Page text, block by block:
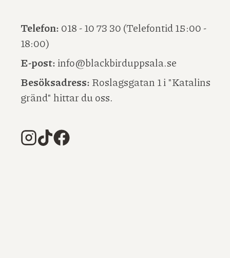
Telefon: 018 - 10 73 30 (Telefontid 15:00 -
18:00)
E-post: info@blackbirduppsala.se
Besöksadress:Roslagsgatan 1 i "Katalins
gränd" hittar du oss.